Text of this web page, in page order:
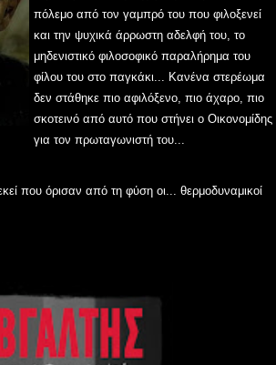
πόλεμο από τον γαμπρό του που φιλοξενεί
και την ψυχικά άρρωστη αδελφή του, το
μηδενιστικό φιλοσοφικό παραλήρημα του
φίλου του στο παγκάκι... Κανένα στερέωμα
δεν στάθηκε πιο αφιλόξενο, πιο άχαρο, πιο
σκοτεινό από αυτό που στήνει ο Οικονομίδης
για τον πρωταγωνιστή του...
που όρισαν από τη φύση οι... θερμοδυναμικοί